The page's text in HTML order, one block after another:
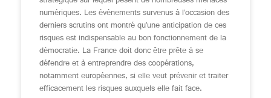
numériques. Les événements survenus à l’occasion des
derniers scrutins ont montré qu’une anticipation de ces
risques est indispensable au bon fonctionnement de la
démocratie. La France doit donc être prête à se
défendre et à entreprendre des coopérations,
notamment européennes, si elle veut prévenir et traiter
efficacement les risques auxquels elle fait face.